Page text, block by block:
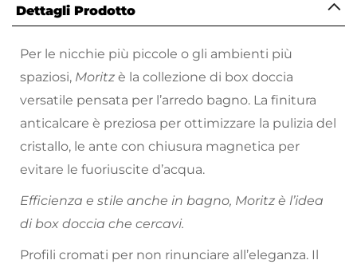
Dettagli Prodotto
Per le nicchie più piccole o gli ambienti più
spaziosi, Moritz è la collezione di box doccia
versatile pensata per l’arredo bagno. La finitura
anticalcare è preziosa per ottimizzare la pulizia del
cristallo, le ante con chiusura magnetica per
evitare le fuoriuscite d’acqua.
Efficienza e stile anche in bagno, Moritz è l’idea
di box doccia che cercavi.
Profili cromati per non rinunciare all’eleganza. Il